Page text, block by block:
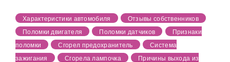
Характеристики автомобиля
Отзывы собственников
Поломки двигателя
Поломки датчиков
Признаки
поломки
Сгорел предохранитель
Система
зажигания
Сгорела лампочка
Причины выхода из